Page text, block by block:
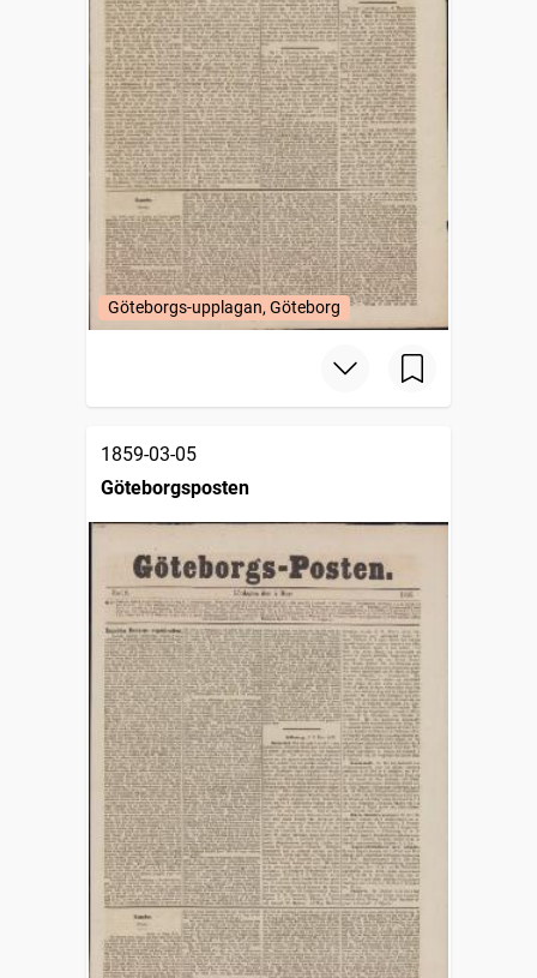
Göteborgs-upplagan, Göteborg
1859-03-05
Göteborgsposten